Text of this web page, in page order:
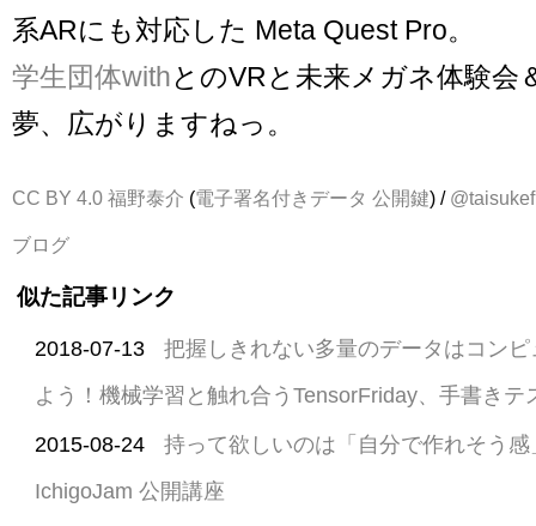
系ARにも対応した Meta Quest Pro。
学生団体withとのVRと未来メガネ体験会
夢、広がりますねっ。
CC BY 4.0 福野泰介 (電子署名付きデータ 公開鍵) / @taisukef
ブログ
似た記事リンク
2018-07-13
把握しきれない多量のデータはコン
よう！機械学習と触れ合うTensorFriday、手書き
2015-08-24
持って欲しいのは「自分で作れそう
IchigoJam 公開講座